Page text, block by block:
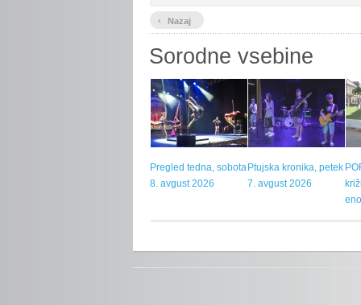
‹ Nazaj
Sorodne vsebine
Pregled tedna, sobota
8. avgust 2026
Ptujska kronika, petek
7. avgust 2026